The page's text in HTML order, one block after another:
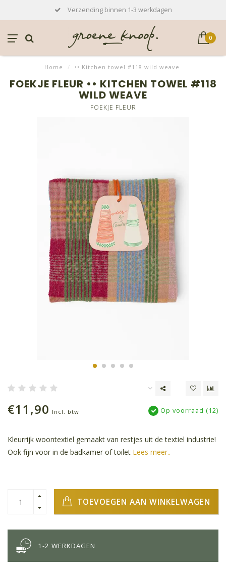
Verzending binnen 1-3 werkdagen
0
Home / •• Kitchen towel #118 wild weave
FOEKJE FLEUR •• KITCHEN TOWEL #118
WILD WEAVE
FOEKJE FLEUR
€11,90 Incl. btw Op voorraad (12)
Kleurrijk woontextiel gemaakt van restjes uit de textiel industrie!
Ook fijn voor in de badkamer of toilet Lees meer..
TOEVOEGEN AAN WINKELWAGEN
1-2 WERKDAGEN